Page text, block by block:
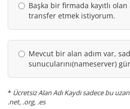
Başka bir firmada kayıtlı olan
transfer etmek istiyorum.
Mevcut bir alan adım var,
sunucularını(nameserver)
* Ücretsiz Alan Adı Kaydı sadece bu
.net, .org, .es